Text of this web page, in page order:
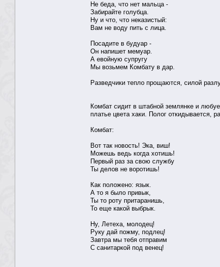
Не беда, что нет мальца -
Забирайте голубца.
Ну и что, что неказистый:
Вам не воду пить с лица.
Посадите в будуар -
Он напишет мемуар.
А евойную супругу
Мы возьмем Комбату в дар.
Разведчики тепло прощаются, силой
Комбат сидит в штабной землянке и
платье цвета хаки. Полог откидывается,
Комбат:
Вот так новость! Эка, виш!
Можешь ведь когда хотишь!
Первый раз за свою службу
Ты делов не воротишь!
Как положено: язык.
А то я было привык,
Ты то роту притаранишь,
То еще какой выбрык.
Ну, Летеха, молодец!
Руку дай пожму, подлец!
Завтра мы тебя отправим
С санитаркой под венец!